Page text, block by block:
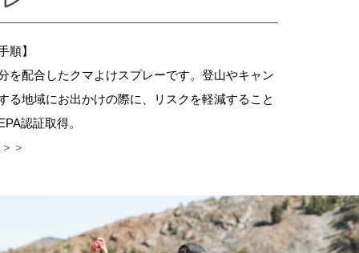
順】
を配合したクマよけスプレーです。登山やキャン
る地域にお出かけの際に、リスクを軽減すること
認証取得。
＞